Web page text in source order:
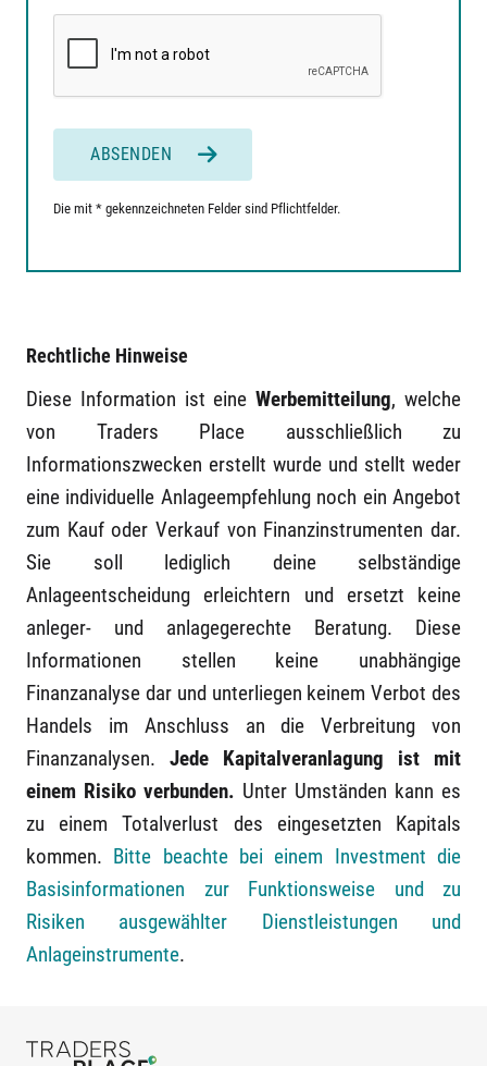
ABSENDEN
Die mit * gekennzeichneten Felder sind Pflichtfelder.
Rechtliche Hinweise
Diese Information ist eineWerbemitteilung, welche
von Traders Place ausschließlich zu
Informationszwecken erstellt wurde und stellt weder
eine individuelle Anlageempfehlung noch ein Angebot
zum Kauf oder Verkauf von Finanzinstrumenten dar.
Sie soll lediglich deine selbständige
Anlageentscheidung erleichtern und ersetzt keine
anleger- und anlagegerechte Beratung. Diese
Informationen stellen keine unabhängige
Finanzanalyse dar und unterliegen keinem Verbot des
Handels im Anschluss an die Verbreitung von
Finanzanalysen. Jede Kapitalveranlagung ist mit
einem Risiko verbunden. Unter Umständen kann es
zu einem Totalverlust des eingesetzten Kapitals
kommen. Bitte beachte bei einem Investment die
Basisinformationen zur Funktionsweise und zu
Risiken ausgewählter Dienstleistungen und
Anlageinstrumente.